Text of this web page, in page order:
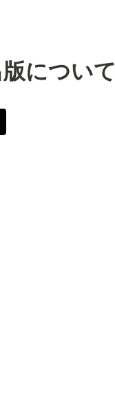
について